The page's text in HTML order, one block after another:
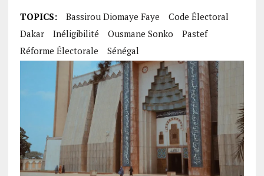
TOPICS: Bassirou Diomaye Faye
Code Électoral
Dakar
Inéligibilité Ousmane Sonko
Pastef
Réforme Électorale
Sénégal